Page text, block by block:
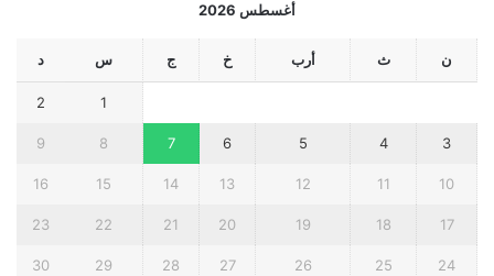
أغسطس 2026
ن ث أرب خ ج س د
1
2
3
4
5
6
7
8
9
10
11
12
13
14
15
16
17
18
19
20
21
22
23
24
25
26
27
28
29
30